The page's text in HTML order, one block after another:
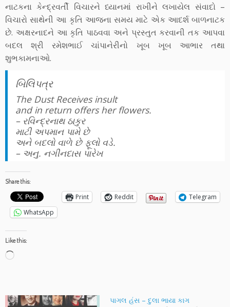
નાટકના કેન્દ્રવર્તી વિચારને ધ્યાનમાં રાખીને લખાયેલ સંવાદો –
વિચારો સાથેની આ કૃતિ આજના સમય માટે એક આદર્શ બાળનાટક
છે. અક્ષરનાદને આ કૃતિ પાઠવવા અને પ્રસ્તુત કરવાની તક આપવા
બદલ શ્રી રમેશભાઈ ચાંપાનેરીનો ખૂબ ખૂબ આભાર તથા
શુભકામનાઓ.
બિલિપત્ર
The Dust Receives insult
and in return offers her flowers.
– રવિન્દ્રનાથ ઠાકુર
માટી અપમાન પામે છે
અને બદલો વાળે છે ફૂલો વડે.
– અનુ. નગીનદાસ પારેખ
Share this:
Print Reddit
Telegram
WhatsApp
Like this:
Loading…
પાગલ હંસ – દુલા ભાયા કાગ